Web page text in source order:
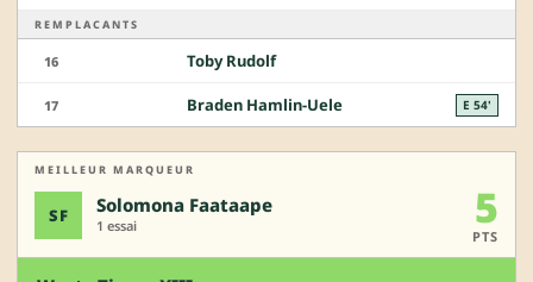
REMPLACANTS
16 Toby Rudolf
17 Braden Hamlin-Uele E 54'
MEILLEUR MARQUEUR
SF Solomona Faataape
1 essai 5
PTS